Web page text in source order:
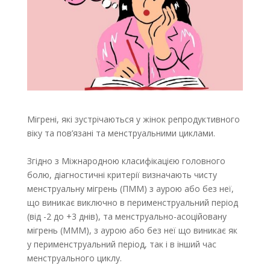
Мігрені, які зустрічаються у жінок репродуктивного
віку та пов’язані та менструальними циклами.
Згідно з Міжнародною класифікацією головного
болю, діагностичні критерії визначають чисту
менструальну мігрень (ПММ) з аурою або без неї,
що виникає виключно в перименструальний період
(від -2 до +3 днів), та менструально-асоційовану
мігрень (МММ), з аурою або без неї що виникає як
у перименструальний період, так і в інший час
менструального циклу.